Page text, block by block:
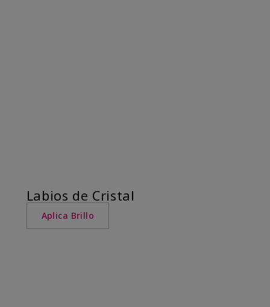
Labios de Cristal
Aplica Brillo